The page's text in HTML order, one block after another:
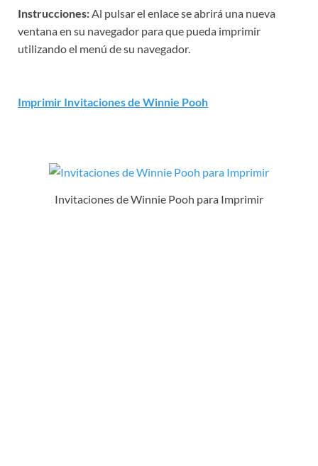
Instrucciones:Al pulsar el enlace se abrirá una nueva
ventana en su navegador para que pueda imprimir
utilizando el menú de su navegador.
Imprimir Invitaciones de Winnie Pooh
Invitaciones de Winnie Pooh para Imprimir